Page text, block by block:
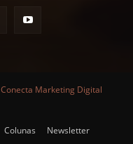
Conecta Marketing Digital
Colunas Newsletter